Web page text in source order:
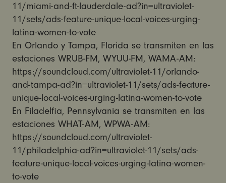
11/miami-and-ft-lauderdale-ad?in=ultraviolet-
11/sets/ads-feature-unique-local-voices-urging-
latina-women-to-vote
En Orlando y Tampa, Florida se transmiten en las
estaciones WRUB-FM, WYUU-FM, WAMA-AM:
https://soundcloud.com/ultraviolet-11/orlando-
and-tampa-ad?in=ultraviolet-11/sets/ads-feature-
unique-local-voices-urging-latina-women-to-vote
En Filadelfia, Pennsylvania se transmiten en las
estaciones WHAT-AM, WPWA-AM:
https://soundcloud.com/ultraviolet-
11/philadelphia-ad?in=ultraviolet-11/sets/ads-
feature-unique-local-voices-urging-latina-women-
to-vote